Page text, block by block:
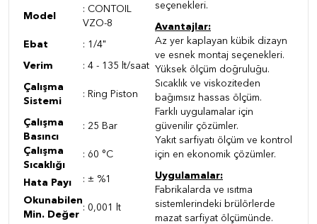
Model
: CONTOIL
VZO-8
Ebat : 1/4"
Verim : 4 - 135 lt/saat
Çalışma
Sistemi
: Ring Piston
Çalışma
Basıncı
: 25 Bar
Çalışma
Sıcaklığı
: 60 °C
Hata Payı : ± %1
Okunabilen
Min. Değer
: 0,001 lt
seçenekleri.
Avantajlar:
Az yer kaplayan kübik dizayn
ve esnek montaj seçenekleri.
Yüksek ölçüm doğruluğu.
Sıcaklık ve viskoziteden
bağımsız hassas ölçüm.
Farklı uygulamalar için
güvenilir çözümler.
Yakıt sarfiyatı ölçüm ve kontrol
için en ekonomik çözümler.
Uygulamalar:
Fabrikalarda ve ısıtma
sistemlerindeki brülörlerde
mazat sarfiyat ölçümünde.